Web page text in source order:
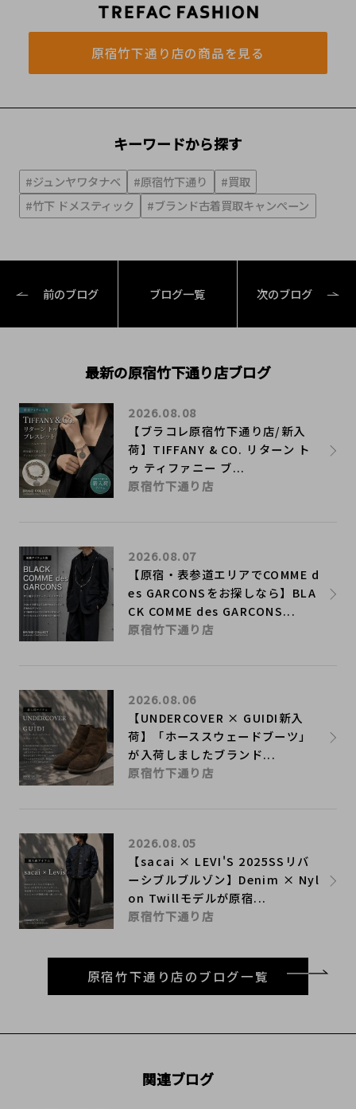
原宿竹下通り店の商品を見る
キーワードから探す
#ジュンヤワタナベ #原宿竹下通り
#買取
#竹下 ドメスティック
#ブランド古着買取キャンぺーン
前のブログ ブログ一覧 次のブログ
最新の原宿竹下通り店ブログ
【ブラコレ原宿竹下通り店/新入
荷】TIFFANY & CO. リターン ト
ゥ ティファニー ブ...
2026.08.08
原宿竹下通り店
【原宿・表参道エリアでCOMME d
es GARCONSをお探しなら】BLA
CK COMME des GARCONS...
2026.08.07
原宿竹下通り店
【UNDERCOVER × GUIDI新入
荷】「ホーススウェードブーツ」
が入荷しましたブランド...
2026.08.06
原宿竹下通り店
【sacai × LEVI'S 2025SSリバ
ーシブルブルゾン】Denim × Nyl
on Twillモデルが原宿...
2026.08.05
原宿竹下通り店
原宿竹下通り店のブログ一覧
関連ブログ